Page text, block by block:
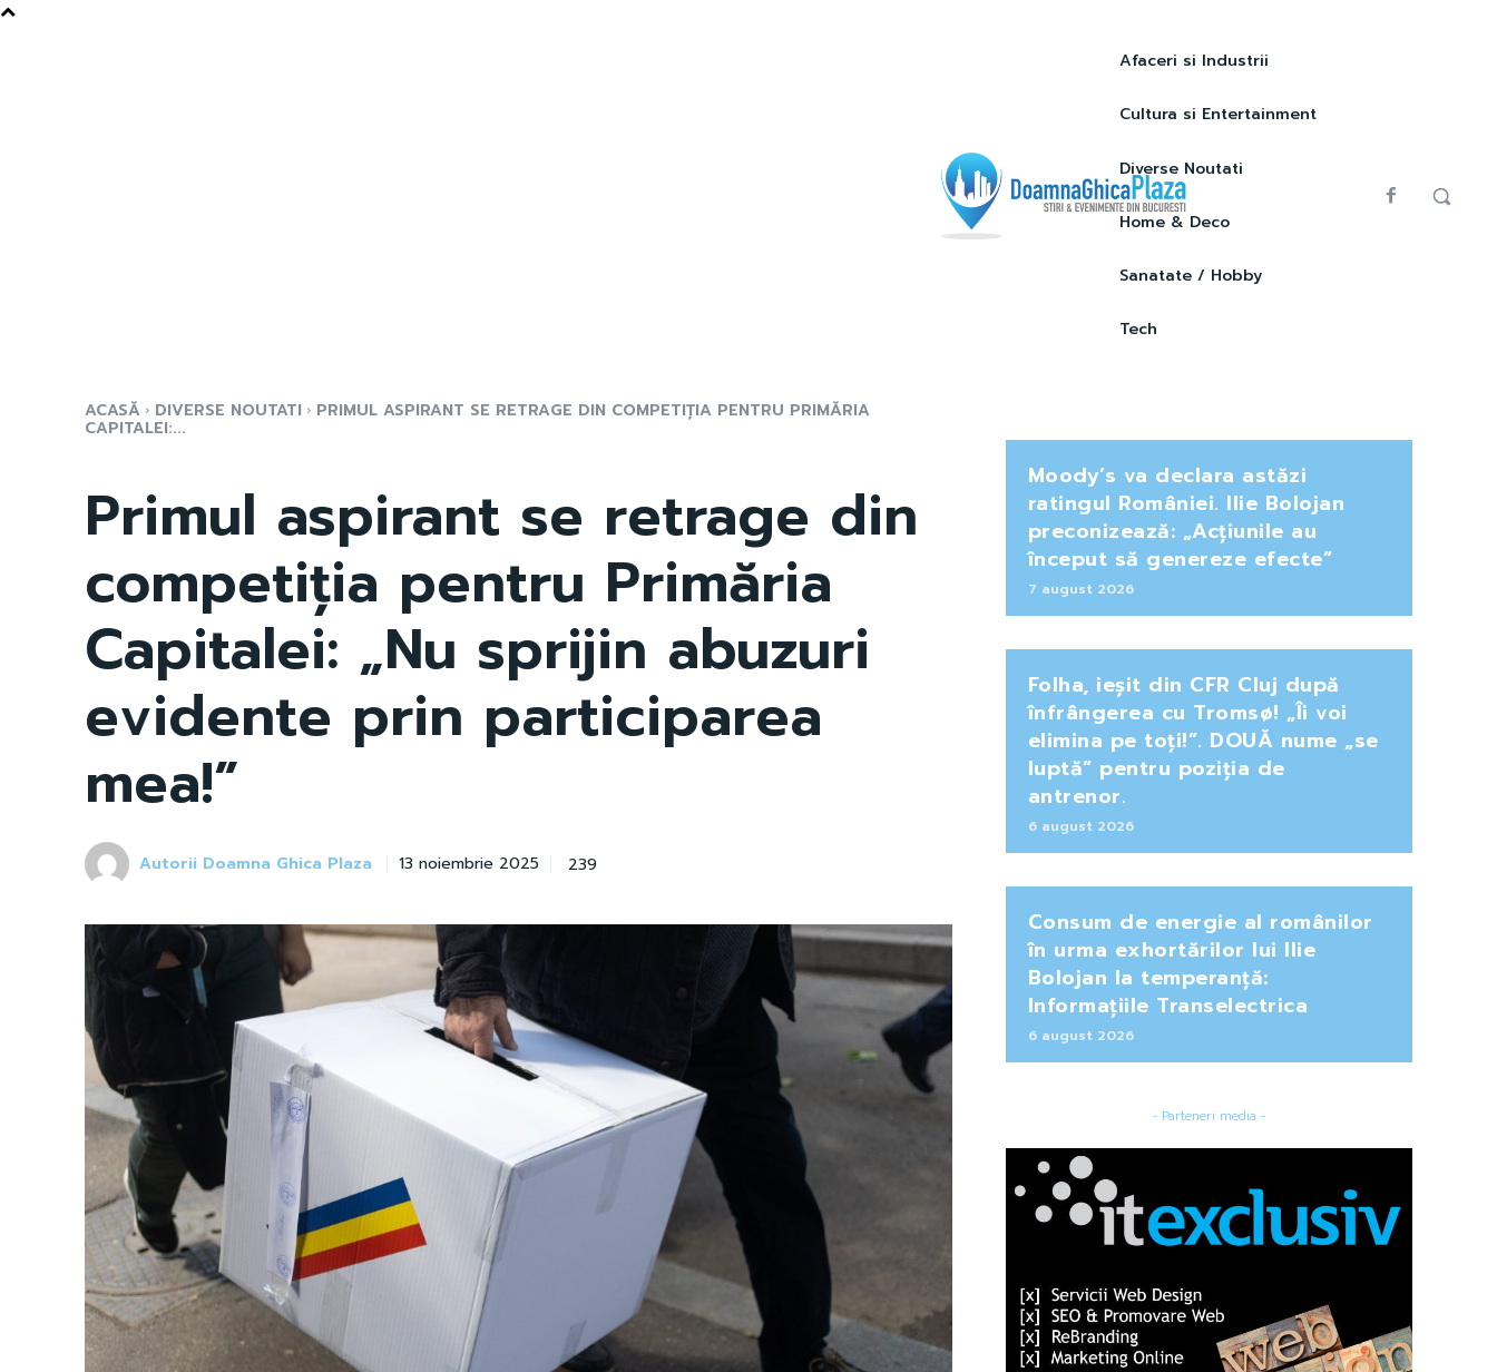
Afaceri si Industrii
Cultura si Entertainment
Diverse Noutati
Home & Deco
Sanatate / Hobby
Tech
ACASĂ DIVERSE NOUTATI PRIMUL ASPIRANT SE RETRAGE DIN COMPETIȚIA PENTRU PRIMĂRIA
CAPITALEI:...
Primul aspirant se retrage din
competiția pentru Primăria
Capitalei: „Nu sprijin abuzuri
evidente prin participarea
mea!”
Autorii Doamna Ghica Plaza 13 noiembrie 2025 239
Moody’s va declara astăzi
ratingul României. Ilie Bolojan
preconizează: „Acțiunile au
început să genereze efecte”
7 august 2026
Folha, ieșit din CFR Cluj după
înfrângerea cu Tromsø! „Îi voi
elimina pe toți!”. DOUĂ nume „se
luptă” pentru poziția de
antrenor.
6 august 2026
Consum de energie al românilor
în urma exhortărilor lui Ilie
Bolojan la temperanță:
Informațiile Transelectrica
6 august 2026
- Parteneri media -